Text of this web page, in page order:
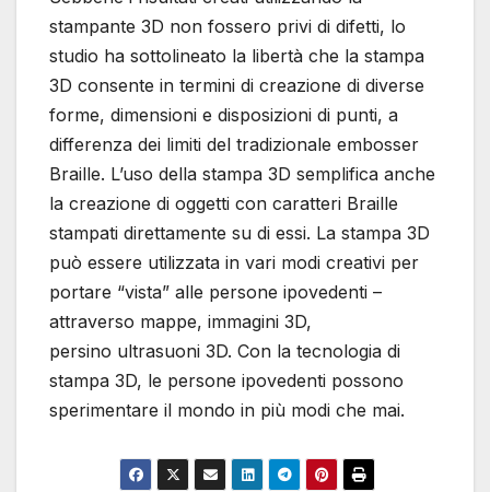
stampante 3D non fossero privi di difetti, lo
studio ha sottolineato la libertà che la stampa
3D consente in termini di creazione di diverse
forme, dimensioni e disposizioni di punti, a
differenza dei limiti del tradizionale embosser
Braille. L’uso della stampa 3D semplifica anche
la creazione di oggetti con caratteri Braille
stampati direttamente su di essi. La stampa 3D
può essere utilizzata in vari modi creativi per
portare “vista” alle persone ipovedenti –
attraverso mappe, immagini 3D,
persino ultrasuoni 3D. Con la tecnologia di
stampa 3D, le persone ipovedenti possono
sperimentare il mondo in più modi che mai.